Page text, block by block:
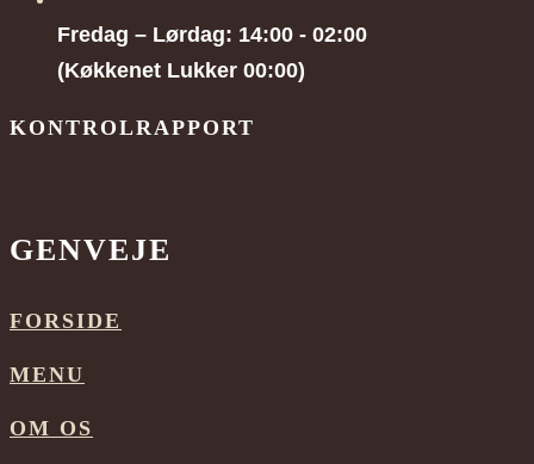
Fredag – Lørdag: 14:00 - 02:00
(Køkkenet Lukker 00:00)
KONTROLRAPPORT
GENVEJE
FORSIDE
MENU
OM OS